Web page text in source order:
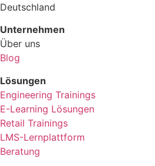
Deutschland
Unternehmen
Über uns
Blog
Lösungen
Engineering Trainings
E-Learning Lösungen
Retail Trainings
LMS-Lernplattform
Beratung